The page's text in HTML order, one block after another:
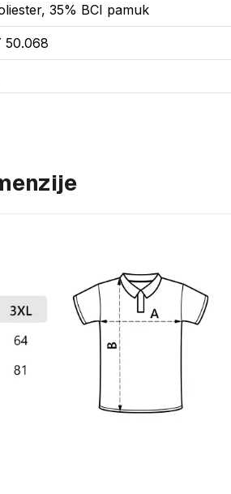
35% BCI pamuk
50.068